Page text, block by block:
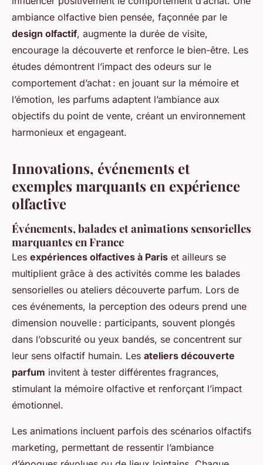
ambiance olfactive bien pensée, façonnée par le
design olfactif, augmente la durée de visite,
encourage la découverte et renforce le bien-être. Les
études démontrent l’impact des odeurs sur le
comportement d’achat : en jouant sur la mémoire et
l’émotion, les parfums adaptent l’ambiance aux
objectifs du point de vente, créant un environnement
harmonieux et engageant.
Innovations, événements et
exemples marquants en expérience
olfactive
Événements, balades et animations sensorielles
marquantes en France
Les expériences olfactives à Paris et ailleurs se
multiplient grâce à des activités comme les balades
sensorielles ou ateliers découverte parfum. Lors de
ces événements, la perception des odeurs prend une
dimension nouvelle : participants, souvent plongés
dans l’obscurité ou yeux bandés, se concentrent sur
leur sens olfactif humain. Les ateliers découverte
parfum invitent à tester différentes fragrances,
stimulant la mémoire olfactive et renforçant l’impact
émotionnel.
Les animations incluent parfois des scénarios olfactifs
marketing, permettant de ressentir l’ambiance